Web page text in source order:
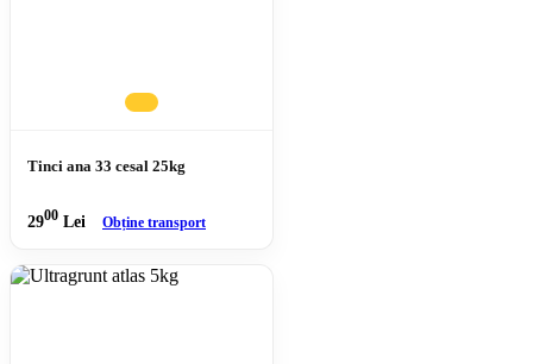
Tinci ana 33 cesal 25kg
2900 Lei Obține transport